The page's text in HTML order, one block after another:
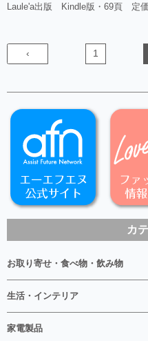
カ
お取り寄せ・食べ物・飲み物
生活・インテリア
家電製品
Laule'a出版 Kindle版・69頁 定
‹ 1